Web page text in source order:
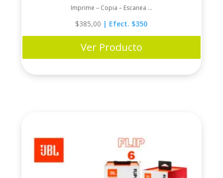
Imprime – Copia – Escanea ...
$385,00 | Efect. $350
Ver Producto